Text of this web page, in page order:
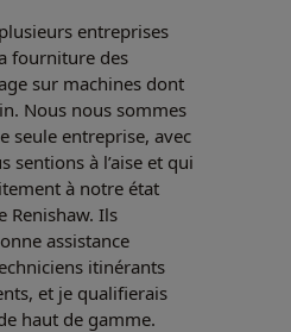
entreprises
fourniture des
sur machines dont
Nous nous sommes
seule entreprise, avec
sentions à l’aise et qui
à notre état
Renishaw. Ils
assistance
itinérants
et je qualifierais
haut de gamme.